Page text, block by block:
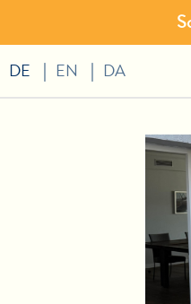
DE EN DA